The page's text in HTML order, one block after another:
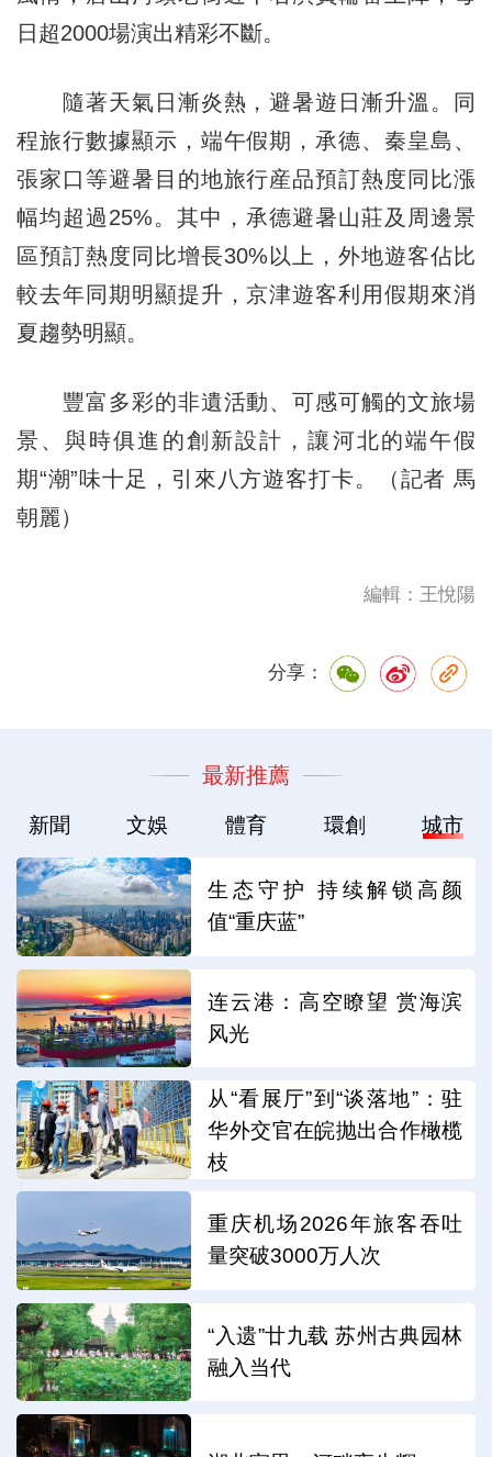
日超2000場演出精彩不斷。
隨著天氣日漸炎熱，避暑遊日漸升溫。同
程旅行數據顯示，端午假期，承德、秦皇島、
張家口等避暑目的地旅行産品預訂熱度同比漲
幅均超過25%。其中，承德避暑山莊及周邊景
區預訂熱度同比增長30%以上，外地遊客佔比
較去年同期明顯提升，京津遊客利用假期來消
夏趨勢明顯。
豐富多彩的非遺活動、可感可觸的文旅場
景、與時俱進的創新設計，讓河北的端午假
期“潮”味十足，引來八方遊客打卡。（記者 馬
朝麗）
編輯：王悅陽
分享：
最新推薦
新聞 文娛 體育 環創 城市
生态守护 持续解锁高颜
值“重庆蓝”
连云港：高空瞭望 赏海滨
风光
从“看展厅”到“谈落地”：驻
华外交官在皖抛出合作橄榄
枝
重庆机场2026年旅客吞吐
量突破3000万人次
“入遗”廿九载 苏州古典园林
融入当代